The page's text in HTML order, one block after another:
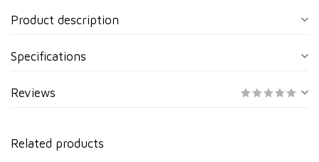
Product description
Specifications
Reviews
Related products